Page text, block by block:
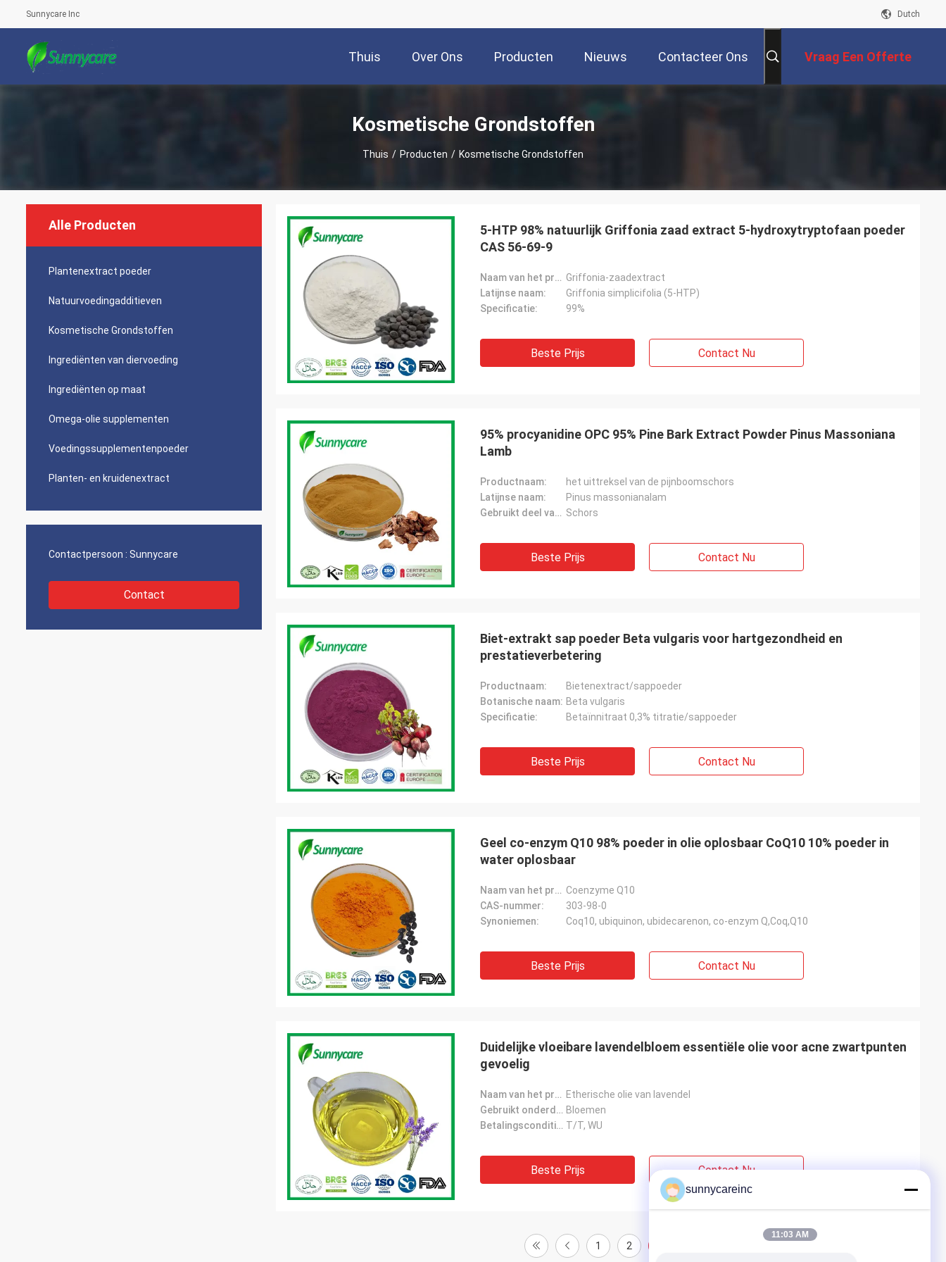
Sunnycare Inc Dutch
Thuis Over Ons Producten Nieuws Contacteer Ons Vraag Een Offerte
Kosmetische Grondstoffen
Thuis / Producten / Kosmetische Grondstoffen
Alle Producten
Plantenextract poeder
Natuurvoedingadditieven
Kosmetische Grondstoffen
Ingrediënten van diervoeding
Ingrediënten op maat
Omega-olie supplementen
Voedingssupplementenpoeder
Planten- en kruidenextract
Contactpersoon : Sunnycare
Contact
5-HTP 98% natuurlijk Griffonia zaad extract 5-hydroxytryptofaan poeder
CAS 56-69-9
Naam van het product: Griffonia-zaadextract
Latijnse naam:
Griffonia simplicifolia (5-HTP)
Specificatie:
99%
Beste Prijs Contact Nu
95% procyanidine OPC 95% Pine Bark Extract Powder Pinus Massoniana
Lamb
Productnaam:
het uittreksel van de pijnboomschors
Latijnse naam:
Pinus massonianalam
Gebruikt deel van de plant: Schors
Beste Prijs Contact Nu
Biet-extrakt sap poeder Beta vulgaris voor hartgezondheid en
prestatieverbetering
Productnaam:
Bietenextract/sappoeder
Botanische naam: Beta vulgaris
Specificatie:
Betaïnnitraat 0,3% titratie/sappoeder
Beste Prijs Contact Nu
Geel co-enzym Q10 98% poeder in olie oplosbaar CoQ10 10% poeder in
water oplosbaar
Naam van het product: Coenzyme Q10
CAS-nummer:
303-98-0
Synoniemen:
Coq10, ubiquinon, ubidecarenon, co-enzym Q,Coq,Q10
Beste Prijs Contact Nu
Duidelijke vloeibare lavendelbloem essentiële olie voor acne zwartpunten
gevoelig
Naam van het product: Etherische olie van lavendel
Gebruikt onderdeel: Bloemen
Betalingscondities: T/T, WU
Beste Prijs Contact Nu
1 2
sunnycareinc
11:03 AM